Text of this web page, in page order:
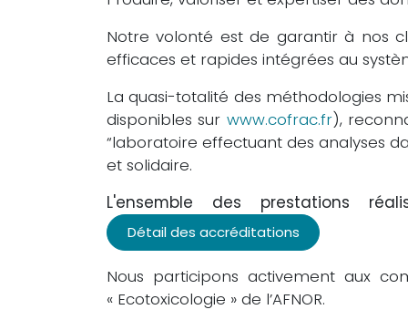
Notre volonté est de garantir à nos
efficaces et rapides intégrées au
La quasi-totalité des méthodologies
disponibles sur www.cofrac.fr),
“laboratoire effectuant des analyses
et solidaire.
L'ensemble des prestations
Détail des accréditations
Nous participons activement aux
« Ecotoxicologie » de l’AFNOR.